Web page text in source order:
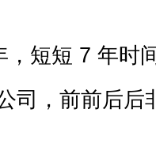
，短短 7 年时
司，前前后后